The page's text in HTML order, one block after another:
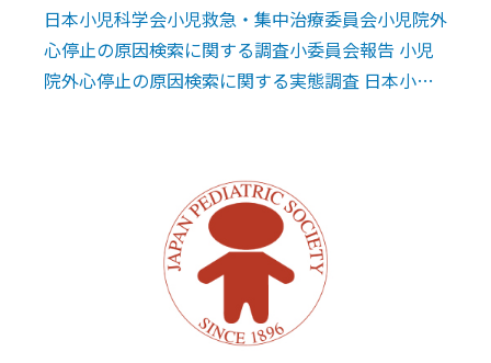
日本小児科学会小児救急・集中治療委員会小児院外
心停止の原因検索に関する調査小委員会報告 小児
院外心停止の原因検索に関する実態調査 日本小児